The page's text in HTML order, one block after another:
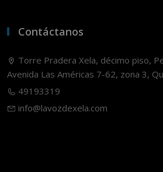
Contáctanos
Torre Pradera Xela, décimo piso,
Avenida Las Américas 7-62, zona 3,
49193319
info@lavozdexela.com